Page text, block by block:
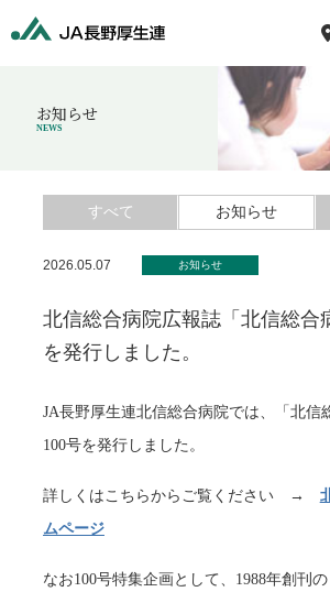
お知らせ
NEWS
すべて お知らせ
2026.05.07 お知らせ
北信総合病院広報誌「北信総合
を発行しました。
JA長野厚生連北信総合病院では、「北信
100号を発行しました。
詳しくはこちらからご覧ください →
ムページ
なお100号特集企画として、1988年創刊